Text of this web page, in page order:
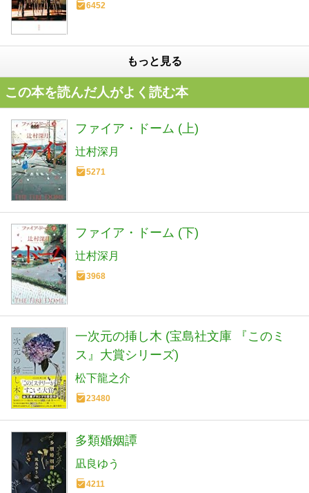
6452
もっと見る
この本を読んだ人がよく読む本
ファイア・ドーム (上)
辻村深月
5271
ファイア・ドーム (下)
辻村深月
3968
一次元の挿し木 (宝島社文庫 『このミ
ス』大賞シリーズ)
松下龍之介
23480
多類婚姻譚
凪良ゆう
4211